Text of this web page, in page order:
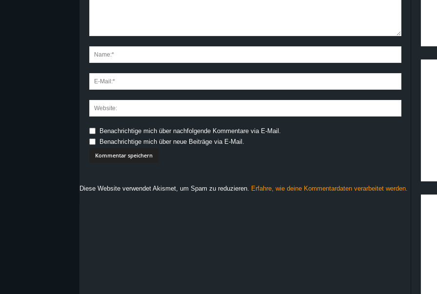
Benachrichtige mich über nachfolgende Kommentare via E-Mail.
Benachrichtige mich über neue Beiträge via E-Mail.
Diese Website verwendet Akismet, um Spam zu reduzieren. Erfahre, wie deine Kommentardaten verarbeitet werden.